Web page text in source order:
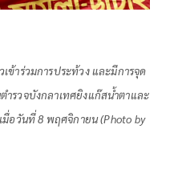
ข้าร่วมการประท้วง และมีการจุด
ำรวจบังกลาเทศยิงแก๊สน้ำตาและ
มื่อวันที่ 8 พฤศจิกายน (Photo by